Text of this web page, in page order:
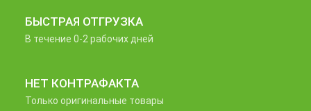
БЫСТРАЯ ОТГРУЗКА
В течение 0-2 рабочих дней
НЕТ КОНТРАФАКТА
Только оригинальные товары